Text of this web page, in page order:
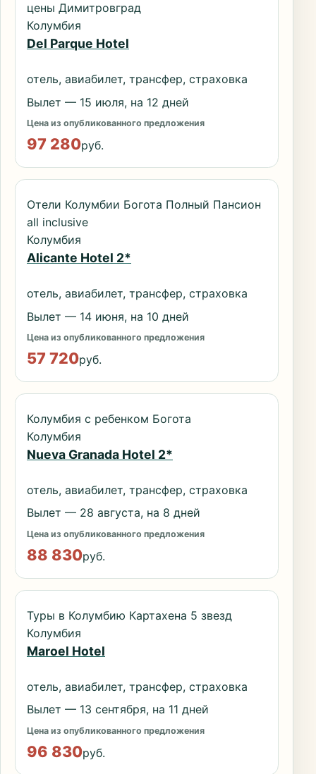
цены Димитровград
Колумбия
Del Parque Hotel
отель, авиабилет, трансфер, страховка
Вылет — 15 июля, на 12 дней
Цена из опубликованного предложения
97 280руб.
Отели Колумбии Богота Полный Пансион
all inclusive
Колумбия
Alicante Hotel 2*
отель, авиабилет, трансфер, страховка
Вылет — 14 июня, на 10 дней
Цена из опубликованного предложения
57 720руб.
Колумбия с ребенком Богота
Колумбия
Nueva Granada Hotel 2*
отель, авиабилет, трансфер, страховка
Вылет — 28 августа, на 8 дней
Цена из опубликованного предложения
88 830руб.
Туры в Колумбию Картахена 5 звезд
Колумбия
Maroel Hotel
отель, авиабилет, трансфер, страховка
Вылет — 13 сентября, на 11 дней
Цена из опубликованного предложения
96 830руб.